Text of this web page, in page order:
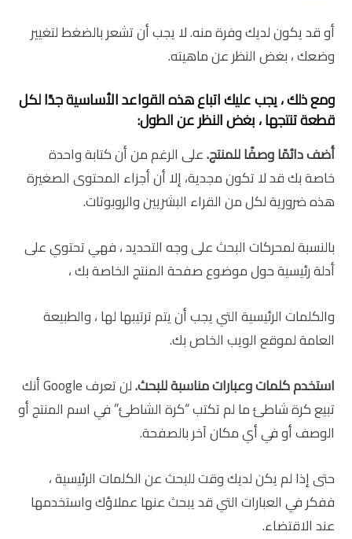
أو قد يكون لديك وفرة منه. لا يجب أن تشعر بالضغط لتغيير
وضعك ، بغض النظر عن ماهيته.
ومع ذلك ، يجب عليك اتباع هذه القواعد الأساسية جدًا لكل
قطعة تنتجها ، بغض النظر عن الطول:
أضف دائمًا وصفًا للمنتج.على الرغم من أن كتابة واحدة
خاصة بك قد لا تكون مجدية، إلا أن أجزاء المحتوى الصغيرة
هذه ضرورية لكل من القراء البشريين والروبوتات.
بالنسبة لمحركات البحث على وجه التحديد ، فهي تحتوي على
أدلة رئيسية حول موضوع صفحة المنتج الخاصة بك ،
والكلمات الرئيسية التي يجب أن يتم ترتيبها لها ، والطبيعة
العامة لموقع الويب الخاص بك.
استخدم كلمات وعبارات مناسبة للبحث.
لن تعرف Google أنك
تبيع كرة شاطئ ما لم تكتب “كرة الشاطئ” في اسم المنتج أو
الوصف أو في أي مكان آخر بالصفحة.
حتى إذا لم يكن لديك وقت للبحث عن الكلمات الرئيسية ،
ففكر في العبارات التي قد يبحث عنها عملاؤك واستخدمها
عند الاقتضاء.